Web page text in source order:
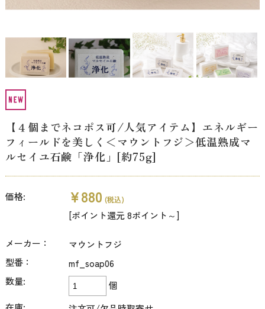
【４個までネコポス可/人気アイテム】エネルギー
フィールドを美しく＜マウントフジ＞低温熟成マ
ルセイユ石鹸「浄化」[約75g]
価格: ¥880 (税込)
[ポイント還元 8ポイント～]
メーカー：
マウントフジ
型番：
mf_soap06
数量:
個